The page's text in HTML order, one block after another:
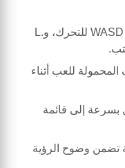
تحكم استجابة: SPACE للقفز، WASD للتحرك، وL.
للعب أثناء
بسرعة إلى قائمة
تضمن وضوح الرؤية